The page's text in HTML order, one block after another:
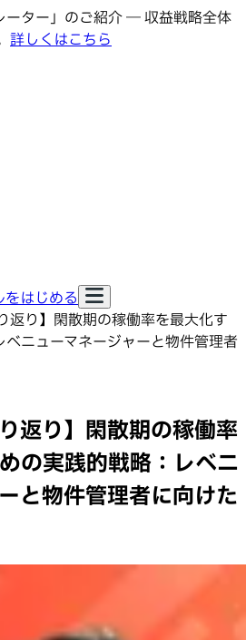
ーター」のご紹介 ― 収益戦略全体
詳しくはこちら
をはじめる
返り】閑散期の稼働率を最大化す
ニューマネージャーと物件管理者
返り】閑散期の稼働率
の実践的戦略：レベニ
と物件管理者に向けた